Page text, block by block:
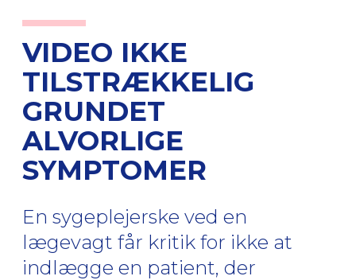
VIDEO IKKE
TILSTRÆKKELIG
GRUNDET
ALVORLIGE
SYMPTOMER
En sygeplejerske ved en
lægevagt får kritik for ikke at
indlægge en patient, der